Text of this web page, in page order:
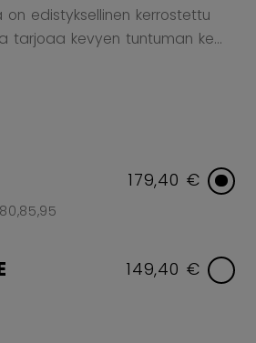
edistyksellinen kerrostettu
tarjoaa kevyen tuntuman ke...
179,40 €
149,40 €